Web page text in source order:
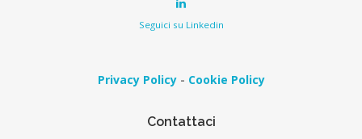
Seguici su Linkedin
Privacy Policy- Cookie Policy
Contattaci